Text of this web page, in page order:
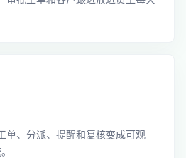
单、分派、提醒和复核变成可观